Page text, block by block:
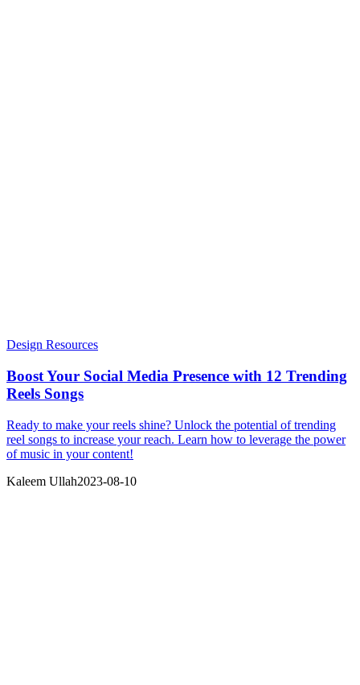
Design Resources
Boost Your Social Media Presence with 12 Trending
Reels Songs
Ready to make your reels shine? Unlock the potential of trending
reel songs to increase your reach. Learn how to leverage the power
of music in your content!
Kaleem Ullah2023-08-10